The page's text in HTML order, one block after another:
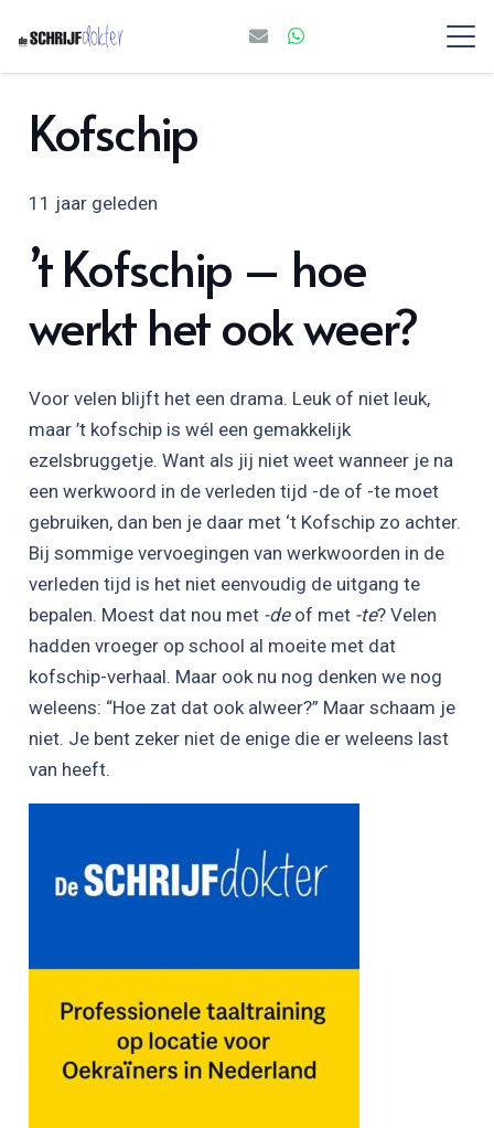
Kofschip
11 jaar geleden
’t Kofschip – hoe
werkt het ook weer?
Voor velen blijft het een drama. Leuk of niet leuk,
maar ’t kofschip is wél een gemakkelijk
ezelsbruggetje. Want als jij niet weet wanneer je na
een werkwoord in de verleden tijd -de of -te moet
gebruiken, dan ben je daar met ‘t Kofschip zo achter.
Bij sommige vervoegingen van werkwoorden in de
verleden tijd is het niet eenvoudig de uitgang te
bepalen. Moest dat nou met -deof met -te? Velen
hadden vroeger op school al moeite met dat
kofschip-verhaal. Maar ook nu nog denken we nog
weleens: “Hoe zat dat ook alweer?” Maar schaam je
niet. Je bent zeker niet de enige die er weleens last
van heeft.